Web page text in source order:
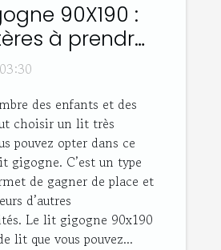
90X190 :
à prendre
son choix
des enfants et des
choisir un lit très
pouvez opter dans ce
gigogne. C’est un type
de gagner de place et
d’autres
Le lit gigogne 90x190
lit que vous pouvez...